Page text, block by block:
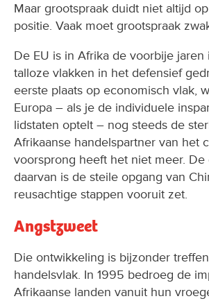
Maar grootspraak duidt niet altijd
positie. Vaak moet grootspraak
De EU is in Afrika de voorbije jaren
talloze vlakken in het defensief
eerste plaats op economisch vlak,
Europa – als je de individuele
lidstaten optelt – nog steeds de
Afrikaanse handelspartner van het
voorsprong heeft het niet meer. De
daarvan is de steile opgang van
reusachtige stappen vooruit zet.
Angstzweet
Die ontwikkeling is bijzonder
handelsvlak. In 1995 bedroeg de
Afrikaanse landen vanuit hun